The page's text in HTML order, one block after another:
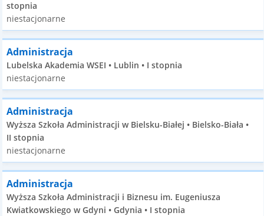
stopnia
niestacjonarne
Administracja
Lubelska Akademia WSEI • Lublin • I stopnia
niestacjonarne
Administracja
Wyższa Szkoła Administracji w Bielsku-Białej • Bielsko-Biała •
II stopnia
niestacjonarne
Administracja
Wyższa Szkoła Administracji i Biznesu im. Eugeniusza
Kwiatkowskiego w Gdyni • Gdynia • I stopnia